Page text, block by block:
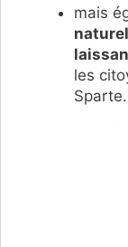
mais
les
Sparte.